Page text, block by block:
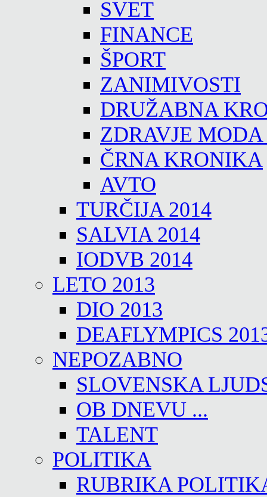
SVET
FINANCE
ŠPORT
ZANIMIVOSTI
DRUŽABNA
ZDRAVJE
ČRNA KRONIKA
AVTO
TURČIJA 2014
SALVIA 2014
IODVB 2014
LETO 2013
DIO 2013
DEAFLYMPICS
NEPOZABNO
SLOVENSKA
OB DNEVU ...
TALENT
POLITIKA
RUBRIKA